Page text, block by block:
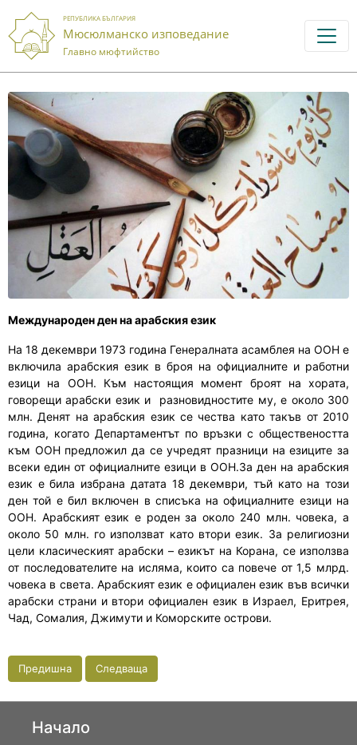
РЕПУБЛИКА БЪЛГАРИЯ
Мюсюлманско изповедание
Главно мюфтийство
Международен ден на арабския език
На 18 декември 1973 година Генералната асамблея на ООН е
включила арабския език в броя на официалните и работни
езици на ООН. Към настоящия момент броят на хората,
говорещи арабски език и разновидностите му, е около 300
млн. Денят на арабския език се чества като такъв от 2010
година, когато Департаментът по връзки с обществеността
към ООН предложил да се учредят празници на езиците за
всеки един от официалните езици в ООН.За ден на арабския
език е била избрана датата 18 декември, тъй като на този
ден той е бил включен в списъка на официалните езици на
ООН. Арабският език е роден за около 240 млн. човека, а
около 50 млн. го използват като втори език. За религиозни
цели класическият арабски – езикът на Корана, се използва
от последователите на исляма, които са повече от 1,5 млрд.
човека в света. Арабският език е официален език във всички
арабски страни и втори официален език в Израел, Еритрея,
Чад, Сомалия, Джимути и Коморските острови.
Предишна Следваща
Начало